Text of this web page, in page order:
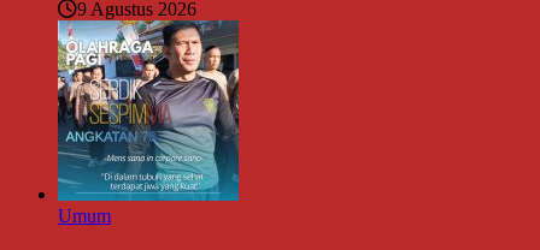
9 Agustus 2026
Umum